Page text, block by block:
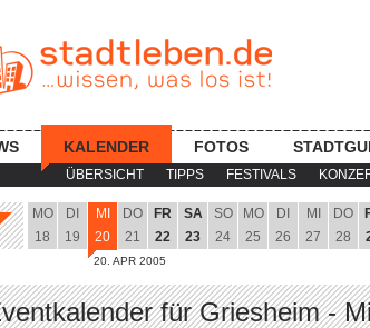
ÜBERSICHT TIPPS FESTIVALS
KALENDER FOTOS
MO
18
DI
19
MI
20
20. APR 2005
DO
21
FR
22
SA
23
SO
24
MO
25
DI
26
MI
27
DO
28
für Griesheim -